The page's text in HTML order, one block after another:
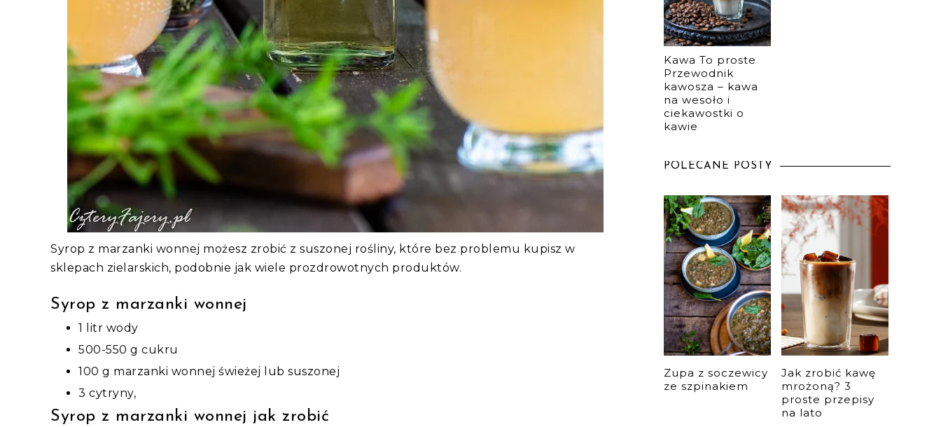
Syrop z marzanki wonnej możesz zrobić z suszonej rośliny, które bez problemu kupisz w
sklepach zielarskich, podobnie jak wiele prozdrowotnych produktów.
Syrop z marzanki wonnej
1 litr wody
500-550 g cukru
100 g marzanki wonnej świeżej lub suszonej
3 cytryny,
Syrop z marzanki wonnej jak zrobić
Kawa To proste
Przewodnik
kawosza – kawa
na wesoło i
ciekawostki o
kawie
POLECANE POSTY
Zupa z soczewicy
ze szpinakiem
Jak zrobić kawę
mrożoną? 3
proste przepisy
na lato